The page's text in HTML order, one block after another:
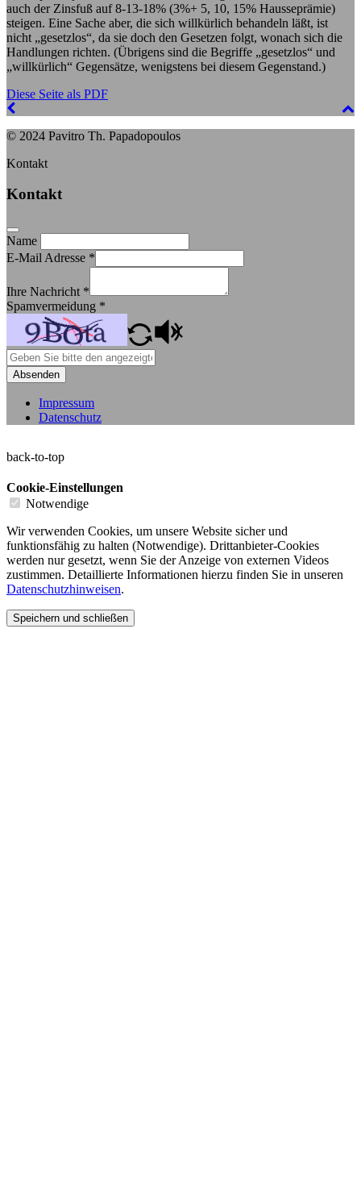
auch der Zinsfuß auf 8-13-18% (3%+ 5, 10, 15% Hausseprämie)
steigen. Eine Sache aber, die sich willkürlich behandeln läßt, ist
nicht „gesetzlos“, da sie doch den Gesetzen folgt, wonach sich die
Handlungen richten. (Übrigens sind die Begriffe „gesetzlos“ und
„willkürlich“ Gegensätze, wenigstens bei diesem Gegenstand.)
Diese Seite als PDF
© 2024 Pavitro Th. Papadopoulos
Kontakt
Kontakt
Name
E-Mail Adresse *
Ihre Nachricht *
Spamvermeidung *
Absenden
Impressum
Datenschutz
back-to-top
Cookie-Einstellungen
Notwendige
Wir verwenden Cookies, um unsere Website sicher und
funktionsfähig zu halten (Notwendige). Drittanbieter-Cookies
werden nur gesetzt, wenn Sie der Anzeige von externen Videos
zustimmen. Detaillierte Informationen hierzu finden Sie in unseren
Datenschutzhinweisen.
Speichern und schließen